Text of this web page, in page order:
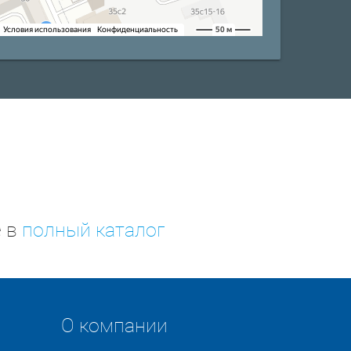
в полный каталог
О компании